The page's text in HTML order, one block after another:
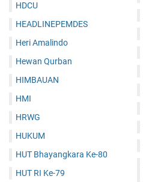
HDCU
HEADLINEPEMDES
Heri Amalindo
Hewan Qurban
HIMBAUAN
HMI
HRWG
HUKUM
HUT Bhayangkara Ke-80
HUT RI Ke-79